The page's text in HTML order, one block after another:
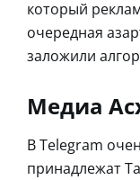
который
очередная
заложили
Медиа
В Telegram
принадлежат